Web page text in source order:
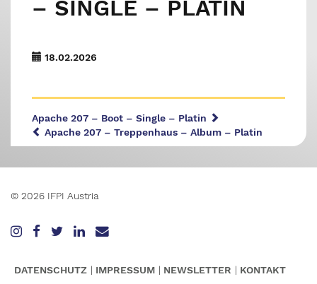
– SINGLE – PLATIN
18.02.2026
Apache 207 – Boot – Single – Platin
Apache 207 – Treppenhaus – Album – Platin
© 2026 IFPI Austria
DATENSCHUTZ IMPRESSUM NEWSLETTER KONTAKT